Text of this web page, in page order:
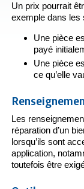
Un prix pourrait
exemple dans les
Une pièce
payé
Une pièce
ce qu’elle
Les
réparation d’un
lorsqu’ils sont
application,
toutefois être